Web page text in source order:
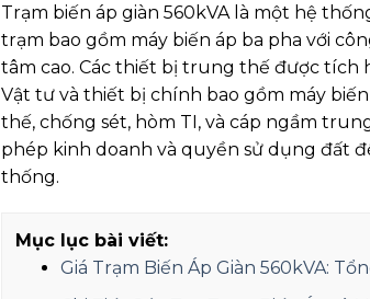
Trạm biến áp giàn 560kVA là một hệ
trạm bao gồm máy biến áp ba pha với
tâm cao. Các thiết bị trung thế được tích
Vật tư và thiết bị chính bao gồm máy
thế, chống sét, hòm TI, và cáp ngầm
phép kinh doanh và quyền sử dụng đất
thống.
Mục lục bài viết:
Giá Trạm Biến Áp Giàn 560kVA: